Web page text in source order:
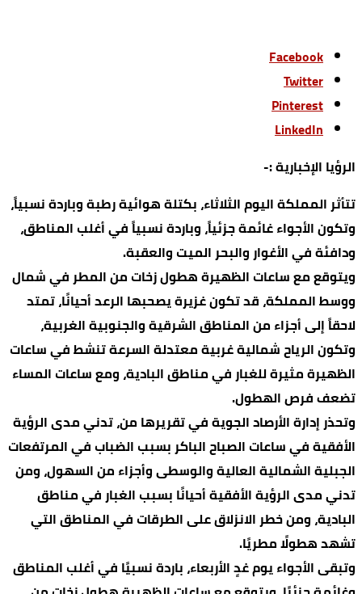
Facebook
Twitter
Pinterest
LinkedIn
الرؤيا الإخبارية :-
تتأثر المملكة اليوم الثلاثاء، بكتلة هوائية رطبة وباردة نسبياً،
وتكون الأجواء غائمة جزئياً، وباردة نسبياً في أغلب المناطق،
ودافئة في الأغوار والبحر الميت والعقبة.
ويتوقع مع ساعات الظهيرة هطول زخات من المطر في شمال
ووسط المملكة، قد تكون غزيرة يصحبها الرعد أحيانًا، تمتد
لاحقاً إلى أجزاء من المناطق الشرقية والجنوبية الغربية،
وتكون الرياح شمالية غربية معتدلة السرعة تنشط في ساعات
الظهيرة مثيرة للغبار في مناطق البادية، ومع ساعات المساء
تضعف فرص الهطول.
وتحذر إدارة الأرصاد الجوية في تقريرها من، تدني مدى الرؤية
الأفقية في ساعات الصباح الباكر بسبب الضباب في المرتفعات
الجبلية الشمالية العالية والوسطى وأجزاء من السهول، ومن
تدني مدى الرؤية الأفقية أحيانًا بسبب الغبار في مناطق
البادية، ومن خطر الانزلاق على الطرقات في المناطق التي
تشهد هطولًا مطريًا.
وتبقى الأجواء يوم غدٍ الأربعاء، باردة نسبيًا في أغلب المناطق